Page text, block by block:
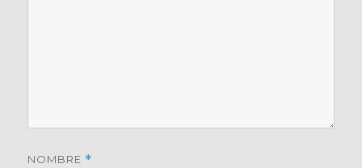
NOMBRE *